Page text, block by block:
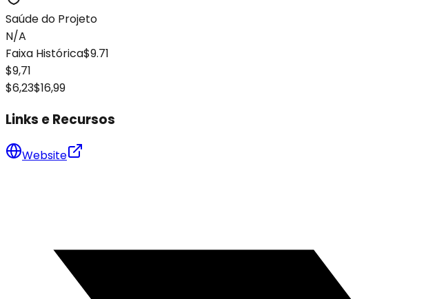
Saúde do Projeto
N/A
Faixa Histórica$9.71
$9,71
$6,23$16,99
Links e Recursos
Website